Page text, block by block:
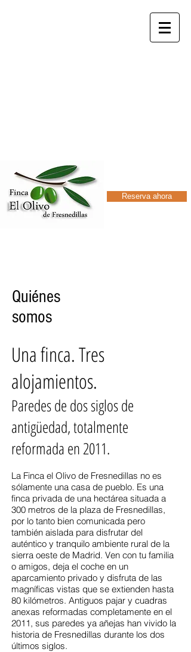
Reserva ahora
Quiénes
somos
Una finca. Tres
alojamientos.
Paredes de dos siglos de
antigüedad, totalmente
reformada en 2011.
La Finca el Olivo de Fresnedillas no es
sólamente una casa de pueblo. Es una
finca privada de una hectárea situada a
300 metros de la plaza de Fresnedillas,
por lo tanto bien comunicada pero
también aislada para disfrutar del
auténtico y tranquilo ambiente rural de la
sierra oeste de Madrid. Ven con tu familia
o amigos, deja el coche en un
aparcamiento privado y disfruta de las
magníficas vistas que se extienden hasta
80 kilómetros. Antiguos pajar y cuadras
anexas reformadas completamente en el
2011, sus paredes ya añejas han vivido la
historia de Fresnedillas durante los dos
últimos siglos.